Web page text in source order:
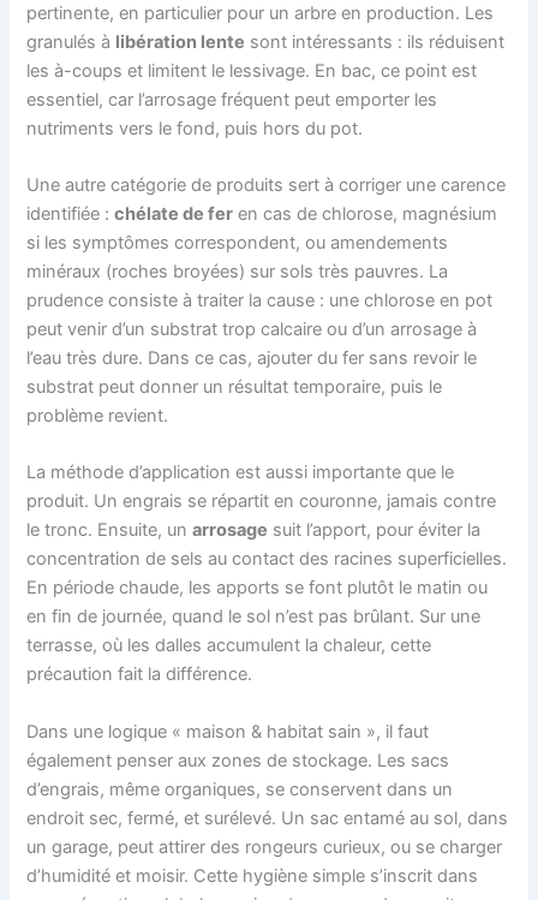
pertinente, en particulier pour un arbre en production. Les
granulés à libération lente sont intéressants : ils réduisent
les à-coups et limitent le lessivage. En bac, ce point est
essentiel, car l’arrosage fréquent peut emporter les
nutriments vers le fond, puis hors du pot.
Une autre catégorie de produits sert à corriger une carence
identifiée :chélate de fer en cas de chlorose, magnésium
si les symptômes correspondent, ou amendements
minéraux (roches broyées) sur sols très pauvres. La
prudence consiste à traiter la cause : une chlorose en pot
peut venir d’un substrat trop calcaire ou d’un arrosage à
l’eau très dure. Dans ce cas, ajouter du fer sans revoir le
substrat peut donner un résultat temporaire, puis le
problème revient.
La méthode d’application est aussi importante que le
produit. Un engrais se répartit en couronne, jamais contre
le tronc. Ensuite, unarrosage suit l’apport, pour éviter la
concentration de sels au contact des racines superficielles.
En période chaude, les apports se font plutôt le matin ou
en fin de journée, quand le sol n’est pas brûlant. Sur une
terrasse, où les dalles accumulent la chaleur, cette
précaution fait la différence.
Dans une logique « maison & habitat sain », il faut
également penser aux zones de stockage. Les sacs
d’engrais, même organiques, se conservent dans un
endroit sec, fermé, et surélevé. Un sac entamé au sol, dans
un garage, peut attirer des rongeurs curieux, ou se charger
d’humidité et moisir. Cette hygiène simple s’inscrit dans